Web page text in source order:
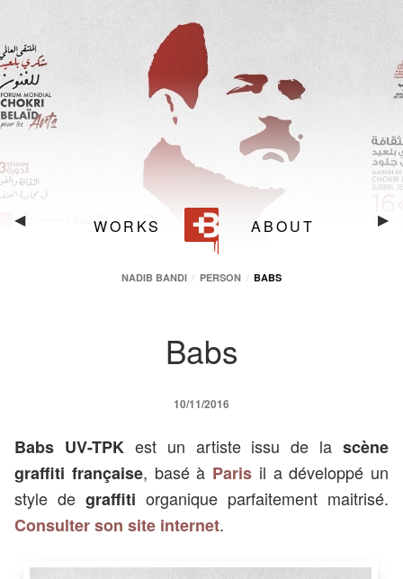
WORKS ABOUT
Babs
◀︎ ▶︎
Babs L7M Nadib Bandi Pest
NADIB BANDI PERSON BABS
Babs
10/11/2016
Babs UV-TPK est un artiste issu de la scène
graffiti française, basé à Paris il a développé un
style de graffiti organique parfaitement maitrisé.
Consulter son site internet.